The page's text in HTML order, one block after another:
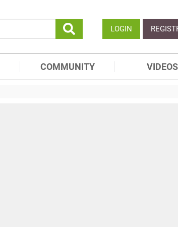
LOGIN
COMMUNITY VIDEOS